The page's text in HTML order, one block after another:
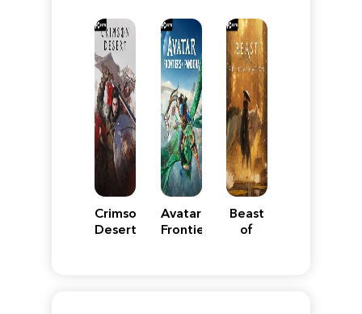
ReimaginedEdition
Y
Crimson
Desert
Avatar:
Frontiers
Beast
of